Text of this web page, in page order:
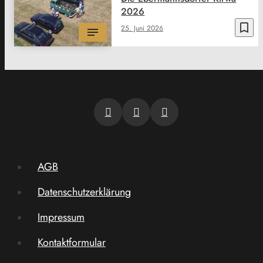
bookmark_border
25. Juni 2026
2026
AGB
Datenschutzerklärung
Impressum
Kontaktformular